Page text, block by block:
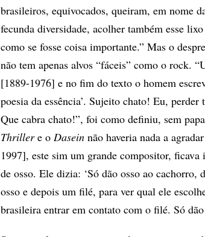
brasileiros, equivocados, queiram, em nome
fecunda diversidade, acolher também esse
como se fosse coisa importante.” Mas o
não tem apenas alvos “fáceis” como o rock.
[1889-1976] e no fim do texto o homem
poesia da essência’. Sujeito chato! Eu,
Que cabra chato!”, foi como definiu, sem
Thrillere o Dasein não haveria nada a
1997], este sim um grande compositor,
de osso. Ele dizia: ‘Só dão osso ao
osso e depois um filé, para ver qual ele
brasileira entrar em contato com o filé. Só dão